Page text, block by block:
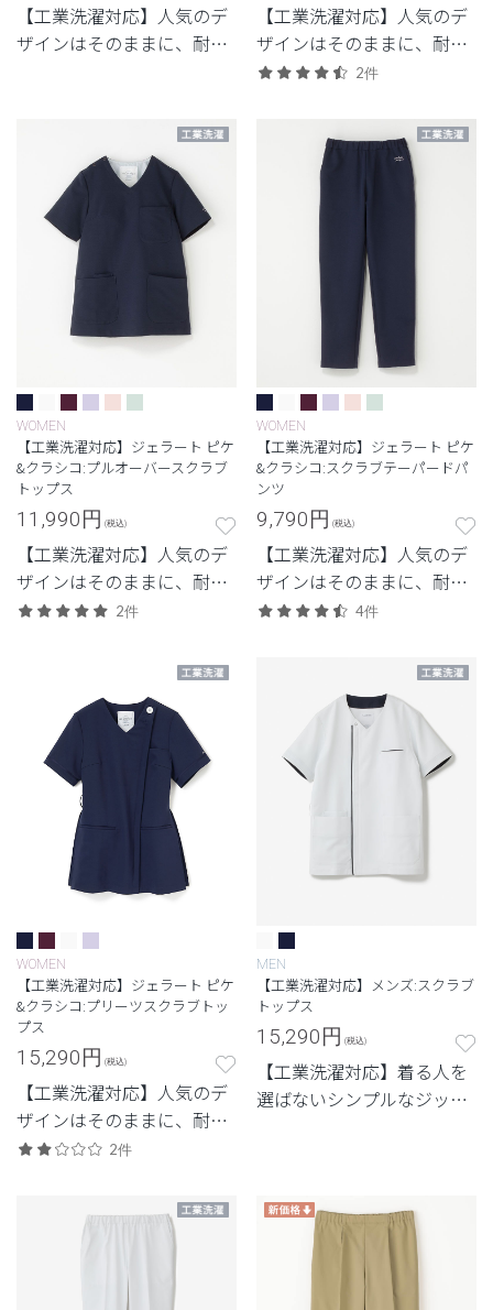
【工業洗濯対応】人気のデ
ザインはそのままに、耐久
【工業洗濯対応】人気のデ
ザインはそのままに、耐久
性を兼ね備えたモデル
2件
WOMEN
【工業洗濯対応】ジェラート ピケ
&クラシコ:プルオーバースクラブ
トップス
11,990円 (税込)
【工業洗濯対応】人気のデ
ザインはそのままに、耐久
性を兼ね備えたモデル
2件
WOMEN
【工業洗濯対応】ジェラート ピケ
&クラシコ:スクラブテーパードパ
ンツ
9,790円 (税込)
【工業洗濯対応】人気のデ
ザインはそのままに、耐久
性を兼ね備えたモデル
4件
WOMEN
【工業洗濯対応】ジェラート ピケ
&クラシコ:プリーツスクラブトッ
プス
15,290円 (税込)
【工業洗濯対応】人気のデ
ザインはそのままに、耐久
性を兼ね備えたモデル
2件
MEN
【工業洗濯対応】メンズ:スクラブ
トップス
15,290円 (税込)
【工業洗濯対応】着る人を
選ばないシンプルなジップ